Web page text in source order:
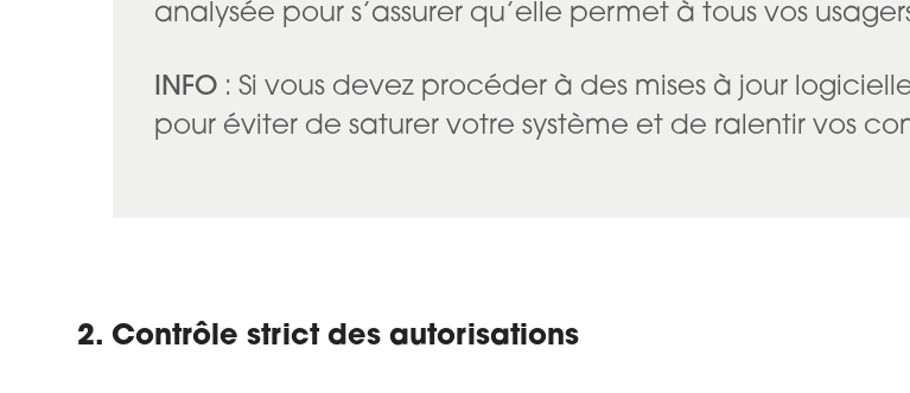
analysée pour s’assurer qu’elle permet à tous vos
INFO : Si vous devez procéder à des mises à jour
pour éviter de saturer votre système et de ralentir vos
2. Contrôle strict des autorisations